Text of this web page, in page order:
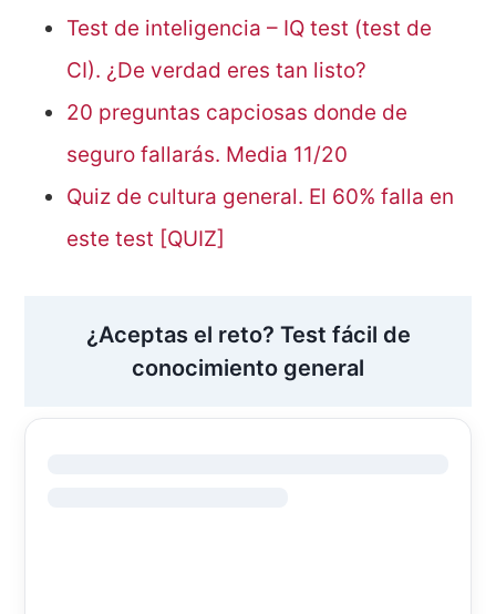
Test de inteligencia – IQ test (test de
CI). ¿De verdad eres tan listo?
20 preguntas capciosas donde de
seguro fallarás. Media 11/20
Quiz de cultura general. El 60% falla en
este test [QUIZ]
¿Aceptas el reto? Test fácil de
conocimiento general